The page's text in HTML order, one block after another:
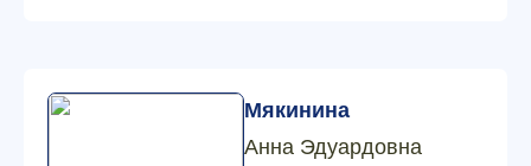
Мякинина
Анна Эдуардовна